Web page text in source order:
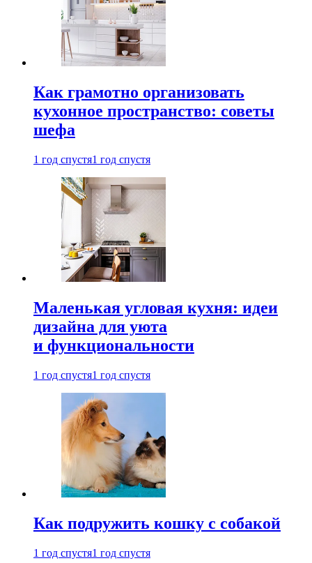
Как грамотно организовать
кухонное пространство: советы
шефа
1 год спустя1 год спустя
Маленькая угловая кухня: идеи
дизайна для уюта
и функциональности
1 год спустя1 год спустя
Как подружить кошку с собакой
1 год спустя1 год спустя